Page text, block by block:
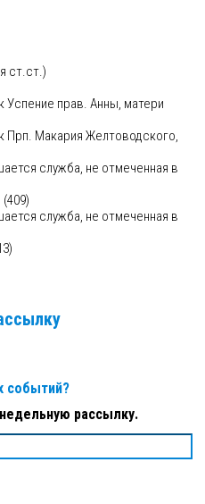
ст.ст.)
Успение прав. Анны, матери
Прп. Макария Желтоводского,
событий?
рассылку.